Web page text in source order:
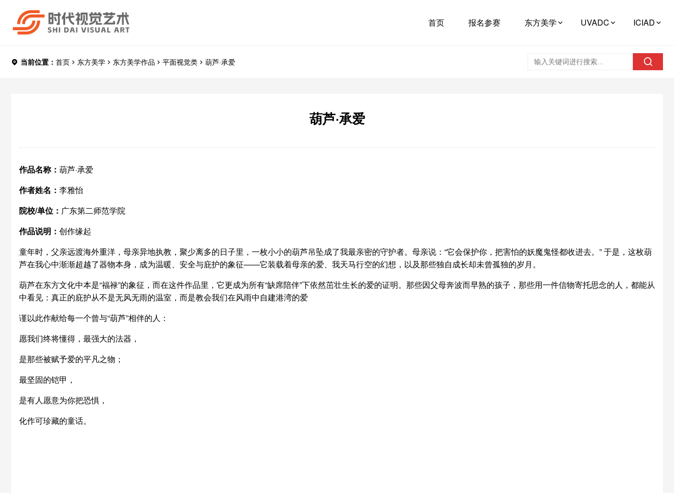
首页 报名参赛 东方美学 UVADC ICIAD
当前位置： 首页 东方美学 东方美学作品 平面视觉类 葫芦·承爱
葫芦·承爱
作品名称： 葫芦·承爱
作者姓名： 李雅怡
院校/单位： 广东第二师范学院
作品说明： 创作缘起
童年时，父亲远渡海外重洋，母亲异地执教，聚少离多的日子里，一枚小小的葫芦吊坠成了我最亲密的守护者。母亲说：“它会保护你，把害怕的妖魔鬼怪都收进去。” 于是，这枚葫
芦在我心中渐渐超越了器物本身，成为温暖、安全与庇护的象征——它装载着母亲的爱、我天马行空的幻想，以及那些独自成长却未曾孤独的岁月。
葫芦在东方文化中本是“福禄”的象征，而在这件作品里，它更成为所有“缺席陪伴”下依然茁壮生长的爱的证明。那些因父母奔波而早熟的孩子，那些用一件信物寄托思念的人，都能从
中看见：真正的庇护从不是无风无雨的温室，而是教会我们在风雨中自建港湾的爱
谨以此作献给每一个曾与“葫芦”相伴的人：
愿我们终将懂得，最强大的法器，
是那些被赋予爱的平凡之物；
最坚固的铠甲，
是有人愿意为你把恐惧，
化作可珍藏的童话。